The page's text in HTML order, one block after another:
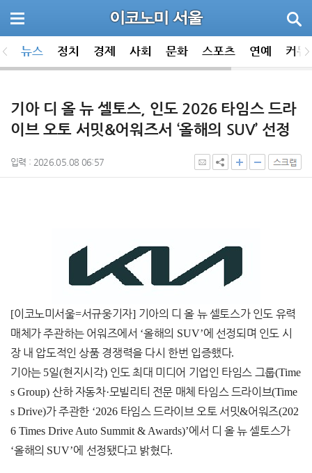
뉴스 정치 경제 사회 문화 스포츠 연예 커뮤
기아 디 올 뉴 셀토스, 인도 2026 타임스 드라
이브 오토 서밋&어워즈서 ‘올해의 SUV’ 선정
입력 : 2026.05.08 06:57
[이코노미서울=서규웅기자] 기아의 디 올 뉴 셀토스가 인도 유력
매체가 주관하는 어워즈에서 ‘올해의 SUV’에 선정되며 인도 시
장 내 압도적인 상품 경쟁력을 다시 한번 입증했다.
기아는 5일(현지시각) 인도 최대 미디어 기업인 타임스 그룹(Time
s Group) 산하 자동차·모빌리티 전문 매체 타임스 드라이브(Time
s Drive)가 주관한 ‘2026 타임스 드라이브 오토 서밋&어워즈(202
6 Times Drive Auto Summit & Awards)’에서 디 올 뉴 셀토스가
‘올해의 SUV’에 선정됐다고 밝혔다.